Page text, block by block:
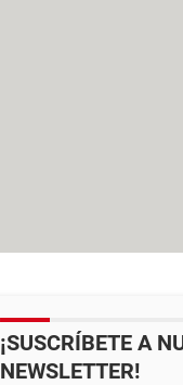
¡SUSCRÍBETE A
NEWSLETTER!